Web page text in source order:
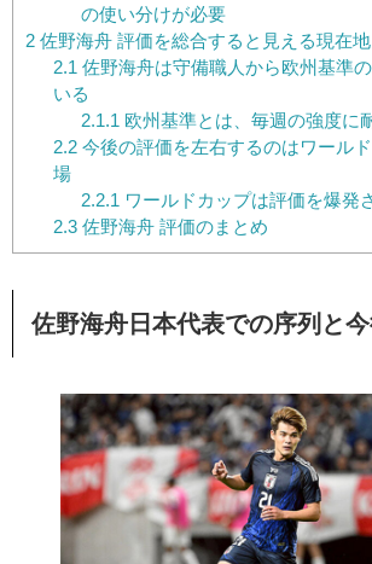
の使い分けが必要
2 佐野海舟 評価を総合すると見える現在地
2.1 佐野海舟は守備職人から欧州基準
いる
2.1.1 欧州基準とは、毎週の強度に
2.2今後の評価を左右するのはワール
場
2.2.1 ワールドカップは評価を爆発
2.3佐野海舟 評価のまとめ
佐野海舟日本代表での序列と